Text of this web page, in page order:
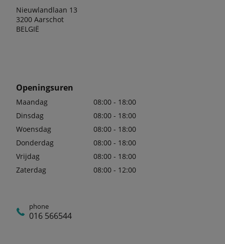
Nieuwlandlaan 13
3200 Aarschot
BELGIË
Openingsuren
Maandag
08:00 - 18:00
Dinsdag
08:00 - 18:00
Woensdag
08:00 - 18:00
Donderdag
08:00 - 18:00
Vrijdag
08:00 - 18:00
Zaterdag
08:00 - 12:00
phone
016 566544